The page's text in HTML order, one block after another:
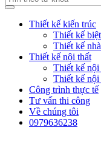
Thiết kế kiến trúc
Thiết kế
Thiết kế
Thiết kế nội thất
Thiết kế nội
Thiết kế nội
Công trình thực tế
Tư vấn thi công
Về chúng tôi
0979636238